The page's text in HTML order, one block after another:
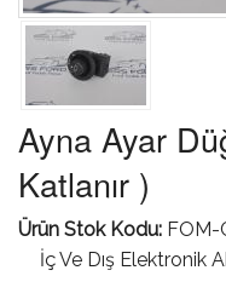
Ayna Ayar
Katlanır )
Ürün Stok Kodu: FOM-
İç Ve Dış Elektronik